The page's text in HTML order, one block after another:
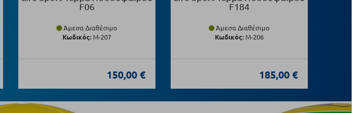
F06
Άμεσα Διαθέσιμο
Κωδικός: Μ-207
150,00 €
F184
Άμεσα Διαθέσιμο
Κωδικός: Μ-206
185,00 €